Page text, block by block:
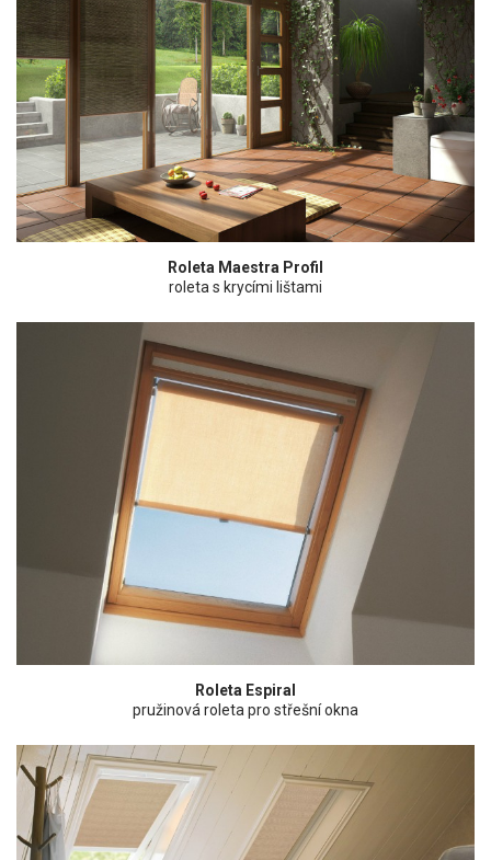
Roleta Maestra Profil
roleta s krycími lištami
Roleta Espiral
pružinová roleta pro střešní okna